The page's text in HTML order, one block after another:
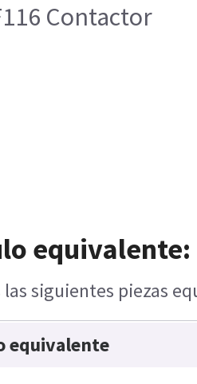
Contactor
equivalente:
las siguientes piezas
equivalente